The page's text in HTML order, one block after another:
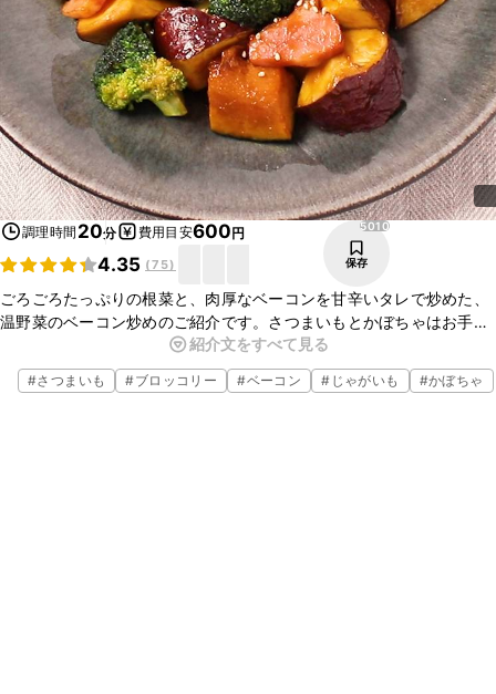
調理時間 20分 費用目安600円
4.35 (75)
5010
保存
ごろごろたっぷりの根菜と、肉厚なベーコンを甘辛いタレで炒めた、
温野菜のベーコン炒めのご紹介です。さつまいもとかぼちゃはお手軽
に電子レンジで加熱してやわらかく仕上げます。ごはんが進む一品で
すよ。ぜひお試しくださいね。
紹介文をすべて見る
#さつまいも #ブロッコリー #ベーコン # じゃがいも #かぼちゃ